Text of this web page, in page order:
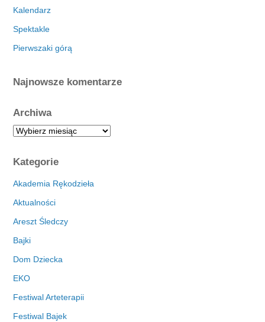
Kalendarz
Spektakle
Pierwszaki górą
Najnowsze komentarze
Archiwa
A
h
i
a
Kategorie
Akademia Rękodzieła
Aktualności
Areszt Śledczy
Bajki
Dom Dziecka
EKO
Festiwal Arteterapii
Festiwal Bajek